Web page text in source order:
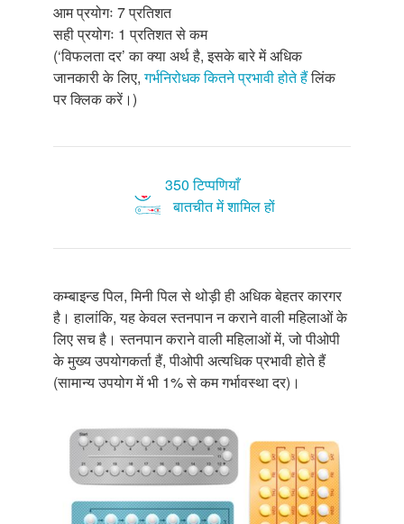
आम प्रयोगः 7 प्रतिशत
सही प्रयोगः 1 प्रतिशत से कम
(‘विफलता दर’ का क्या अर्थ है, इसके बारे में अधिक
जानकारी के लिए,गर्भनिरोधक कितने प्रभावी होते हैंलिंक
पर क्लिक करें।)
350 टिप्पणियाँ
बातचीत में शामिल हों
कम्बाइन्ड पिल, मिनी पिल से थोड़ी ही अधिक बेहतर कारगर
है। हालांकि, यह केवल स्तनपान न कराने वाली महिलाओं के
लिए सच है। स्तनपान कराने वाली महिलाओं में, जो पीओपी
के मुख्य उपयोगकर्ता हैं, पीओपी अत्यधिक प्रभावी होते हैं
(सामान्य उपयोग में भी 1% से कम गर्भावस्था दर)।